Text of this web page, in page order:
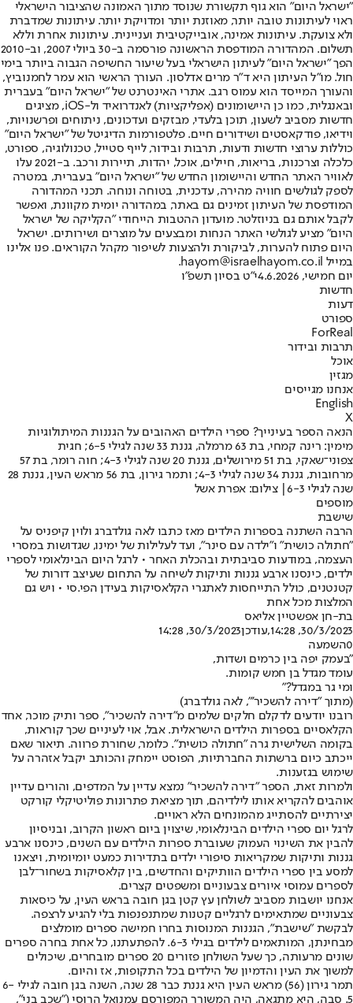
"ישראל היום" הוא גוף תקשורת שנוסד מתוך האמונה שהציבור הישראלי
ראוי לעיתונות טובה יותר, מאוזנת יותר ומדויקת יותר. עיתונות שמדברת
ולא צועקת. עיתונות אמינה, אובייקטיבית ועניינית. עיתונות אחרת וללא
תשלום. המהדורה המודפסת הראשונה פורסמה ב-30 ביולי 2007, וב-2010
הפך "ישראל היום" לעיתון הישראלי בעל שיעור החשיפה הגבוה ביותר בימי
חול. מו"ל העיתון היא ד"ר מרים אדלסון. העורך הראשי הוא עמר לחמנוביץ,
והעורך המייסד הוא עמוס רגב. אתרי האינטרנט של "ישראל היום" בעברית
ובאנגלית, כמו כן היישומונים (אפליקציות) לאנדרואיד ול-iOS, מציגים
חדשות מסביב לשעון, תוכן בלעדי, מבזקים ועדכונים, ניתוחים ופרשנויות,
וידיאו, פודקאסטים ושידורים חיים. פלטפורמות הדיגיטל של "ישראל היום"
כוללות ערוצי חדשות ודעות, תרבות ובידור, לייף סטייל, טכנולוגיה, ספורט,
כלכלה וצרכנות, בריאות, חיילים, אוכל, יהדות, תיירות ורכב. ב-2021 עלו
לאוויר האתר החדש והיישומון החדש של "ישראל היום" בעברית, במטרה
לספק לגולשים חוויה מהירה, עדכנית, בטוחה ונוחה. תכני המהדורה
המודפסת של העיתון זמינים גם באתר, במהדורה יומית מקוונת, ואפשר
לקבל אותם גם בניוזלטר. מועדון ההטבות הייחודי "הקליקה של ישראל
היום" מציע לגולשי האתר הנחות ומבצעים על מוצרים ושירותים. ישראל
היום פתוח להערות, לביקורת ולהצעות לשיפור מקהל הקוראים. פנו אלינו
במייל hayom@israelhayom.co.il.
יום חמישי, 4.6.2026
י"ט בסיון תשפ"ו
חדשות
דעות
ספורט
ForReal
תרבות ובידור
אוכל
מגזין
אנחנו מגייסים
English
X
הנאה הספר בעינייך? ספרי הילדים האהובים על הגננות המיתולוגיות
מימין: רינה קמחי, בת 63 מרמלה, גננת 33 שנה לגילי 6-5; חגית
צפוני־שאקי, בת 51 מירושלים, גננת 20 שנה לגילי 4-3; חוה רומר, בת 57
מרחובות, גננת 34 שנה לגילי 4-3; ותמר גירון, בת 56 מראש העין, גננת 28
שנה לגילי 6-3| צילום: אפרת אשל
מוספים
שישבת
הרבה השתנה בספרות הילדים מאז כתבו לאה גולדברג ולוין קיפניס על
"חתולה כושית" ו"ילדה עם סינר", ועד לעלילות של ימינו, שגדושות במסרי
העצמה, במודעות סביבתית ובהכלת האחר • לרגל היום הבינלאומי לספרי
ילדים, כינסנו ארבע גננות ותיקות לשיחה על התחום שעיצב דורות של
קטנטנים, כולל התייחסות לאתגרי הקלאסיקות בעידן הפי.סי • ויש גם
המלצות מכל אחת
בת-חן אפשטיין אליאס
30/3/2023, 14:28
,עודכן30/3/2023, 14:28
0השמעה
"בעמק יפה בין כרמים ושדות,
עומד מגדל בן חמש קומות.
ומי גר במגדל?"
(מתוך "דירה להשכיר'", לאה גולדברג)
רובנו יודעים לדקלם חלקים שלמים מ"דירה להשכיר", ספר ותיק מוכר, אחד
הקלאסיים בספרות הילדים הישראלית. אבל, אוי לעיניים שכך קוראות,
בקומה השלישית גרה "חתולה כושית". כלומר, שחורת פרווה. תיאור שאם
ייכתב כיום ברשתות החברתיות, הפוסט יימחק והכותב יקבל אזהרה על
שימוש בגזענות.
ולמרות זאת, הספר "דירה להשכיר" נמצא עדיין על המדפים, והורים עדיין
אוהבים להקריא אותו לילדיהם, תוך מציאת פתרונות פוליטיקלי קורקט
יצירתיים להסתייג מהמונחים הלא ראויים.
לרגל יום ספרי הילדים הבינלאומי, שיצוין ביום ראשון הקרוב, ובניסיון
להבין את השינוי העמוק שעוברת ספרות הילדים עם השנים, כינסנו ארבע
גננות ותיקות שמקריאות סיפורי ילדים בתדירות כמעט יומיומית, ויצאנו
למסע בין ספרי הילדים הוותיקים והחדשים, בין קלאסיקות בשחור־לבן
לספרים עמוסי איורים צבעוניים ומשפטים קצרים.
אנחנו יושבות מסביב לשולחן עץ קטן בגן חובה בראש העין, על כיסאות
צבעוניים שמתאימים לרגליים קטנות שמתנפנפות בלי להגיע לרצפה.
לבקשת "שישבת", הגננות המנוסות בחרו חמישה ספרים מומלצים
מבחינתן, המותאמים לילדים בגילי 6-3. להפתעתנו, כל אחת בחרה ספרים
שונים מרעותה, כך שעל השולחן פזורים 20 ספרים מובחרים, שיכולים
למשוך את העין והדמיון של הילדים בכל התקופות, אז והיום.
תמר גירון (56) מראש העין היא גננת כבר 28 שנה, השנה בגן חובה לגילי 6-
5. סבה, היא מתגאה, היה המשורר המפורסם עמנואל הרוסי ("שכב בני",